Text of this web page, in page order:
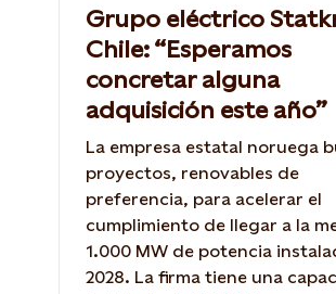
Grupo eléctrico
Chile: “Esperamos
concretar alguna
adquisición este año”
La empresa estatal noruega
proyectos, renovables de
preferencia, para acelerar el
cumplimiento de llegar a la
1.000 MW de potencia
2028. La firma tiene una